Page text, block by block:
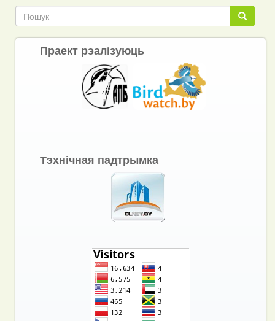
Пошук
Пошук
Праект рэалізуюць
Тэхнічная падтрымка